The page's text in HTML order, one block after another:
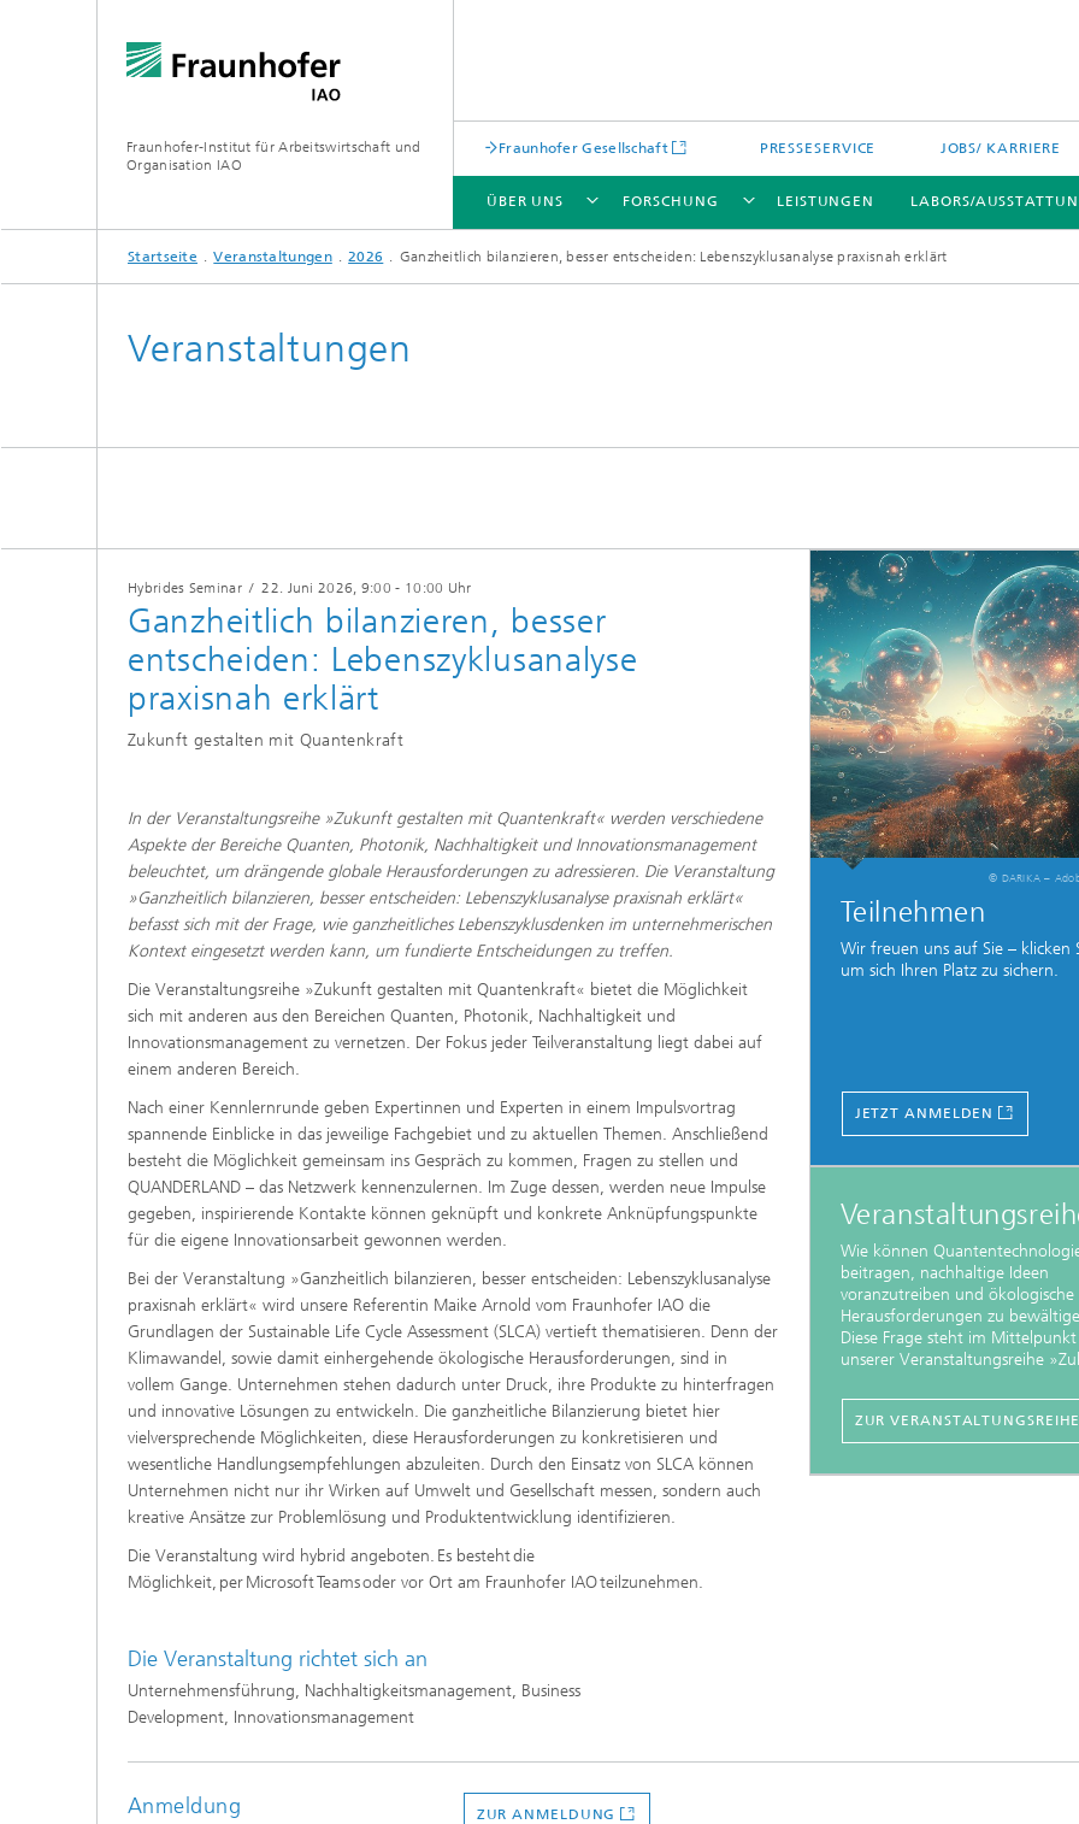
Fraunhofer-Institut für Arbeitswirtschaft und
Organisation IAO
Fraunhofer Gesellschaft PRESSESERVICE JOBS/ KARRIERE
ÜBER UNS
ÜBER UNS
FORSCHUNG
FORSCHUNG
LEISTUNGEN LABORS/
VERANSTALTUNGEN
Startseite Veranstaltungen 2026 Ganzheitlich bilanzieren, besser entscheiden: Lebenszyklusanalyse praxisnah erklärt​
Veranstaltungen
Hybrides Seminar/22. Juni 2026, 9:00 - 10:00 Uhr
Ganzheitlich bilanzieren, besser
entscheiden: Lebenszyklusanalyse
praxisnah erklärt​
Zukunft gestalten mit Quantenkraft​
​​​In der Veranstaltungsreihe »Zukunft gestalten mit Quantenkraft« werden verschiedene
Aspekte der Bereiche Quanten, Photonik, Nachhaltigkeit und Innovationsmanagement
beleuchtet, um drängende globale Herausforderungen zu adressieren. Die Veranstaltung
»Ganzheitlich bilanzieren, besser entscheiden: Lebenszyklusanalyse praxisnah erklärt«
befasst sich mit der Frage, wie ganzheitliches Lebenszyklusdenken im unternehmerischen
Kontext eingesetzt werden kann, um fundierte Entscheidungen zu treffen.​​
​​​​​​​​​​Die Veranstaltungsreihe »Zukunft gestalten mit Quantenkraft« bietet die Möglichkeit
sich mit anderen aus den Bereichen Quanten, Photonik, Nachhaltigkeit und
Innovationsmanagement zu vernetzen. Der Fokus jeder Teilveranstaltung liegt dabei auf
einem anderen Bereich.
​Nach einer Kennlernrunde geben Expertinnen und Experten in einem Impulsvortrag
spannende Einblicke in das jeweilige Fachgebiet und zu aktuellen Themen. Anschließend
besteht die Möglichkeit gemeinsam ins Gespräch zu kommen, Fragen zu stellen und
QUANDERLAND – das Netzwerk kennenzulernen. Im Zuge dessen, werden neue Impulse
gegeben, inspirierende Kontakte können geknüpft und konkrete Anknüpfungspunkte
für die eigene Innovationsarbeit gewonnen werden.
​Bei der Veranstaltung »Ganzheitlich bilanzieren, besser entscheiden: Lebenszyklusanalyse
praxisnah erklärt« wird unsere Referentin Maike Arnold vom Fraunhofer IAO die
Grundlagen der Sustainable Life Cycle Assessment (SLCA) vertieft thematisieren. Denn der
Klimawandel, sowie damit einhergehende ökologische Herausforderungen, sind in
vollem Gange. Unternehmen stehen dadurch unter Druck, ihre Produkte zu hinterfragen
und innovative Lösungen zu entwickeln. Die ganzheitliche Bilanzierung bietet hier
vielversprechende Möglichkeiten, diese Herausforderungen zu konkretisieren und
wesentliche Handlungsempfehlungen abzuleiten. Durch den Einsatz von SLCA können
Unternehmen nicht nur ihr Wirken auf Umwelt und Gesellschaft messen, sondern auch
kreative Ansätze zur Problemlösung und Produktentwicklung identifizieren.
​​Die Veranstaltung wird hybrid angeboten. Es besteht die
Möglichkeit, per Microsoft Teams oder vor Ort am Fraunhofer IAO teilzunehmen. ​​ ​​
Die Veranstaltung richtet sich an
Unternehmensführung, Nachhaltigkeitsmanagement, Business
Development, Innovationsmanagement​​
© DARIKA –
Teilnehmen
Wir freuen uns auf Sie – klicken
um sich Ihren Platz zu sichern.
JETZT ANMELDEN
Wie können
beitragen, nachhaltige Ideen
voranzutreiben und ökologische
Herausforderungen zu
Diese Frage steht im Mittelpunkt
unserer Veranstaltungsreihe
ZUR VERANSTALTUNGSREIHE
Anmeldung ZUR ANMELDUNG